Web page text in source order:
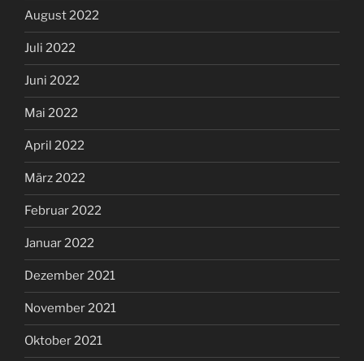
August 2022
Juli 2022
Juni 2022
Mai 2022
April 2022
März 2022
Februar 2022
Januar 2022
Dezember 2021
November 2021
Oktober 2021